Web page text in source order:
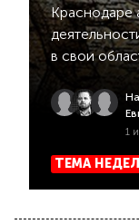
Краснодаре
в свои
1
ТЕМА